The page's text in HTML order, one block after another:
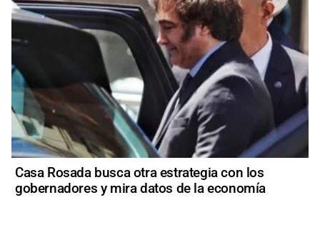
Casa Rosada busca otra estrategia con los
gobernadores y mira datos de la economía